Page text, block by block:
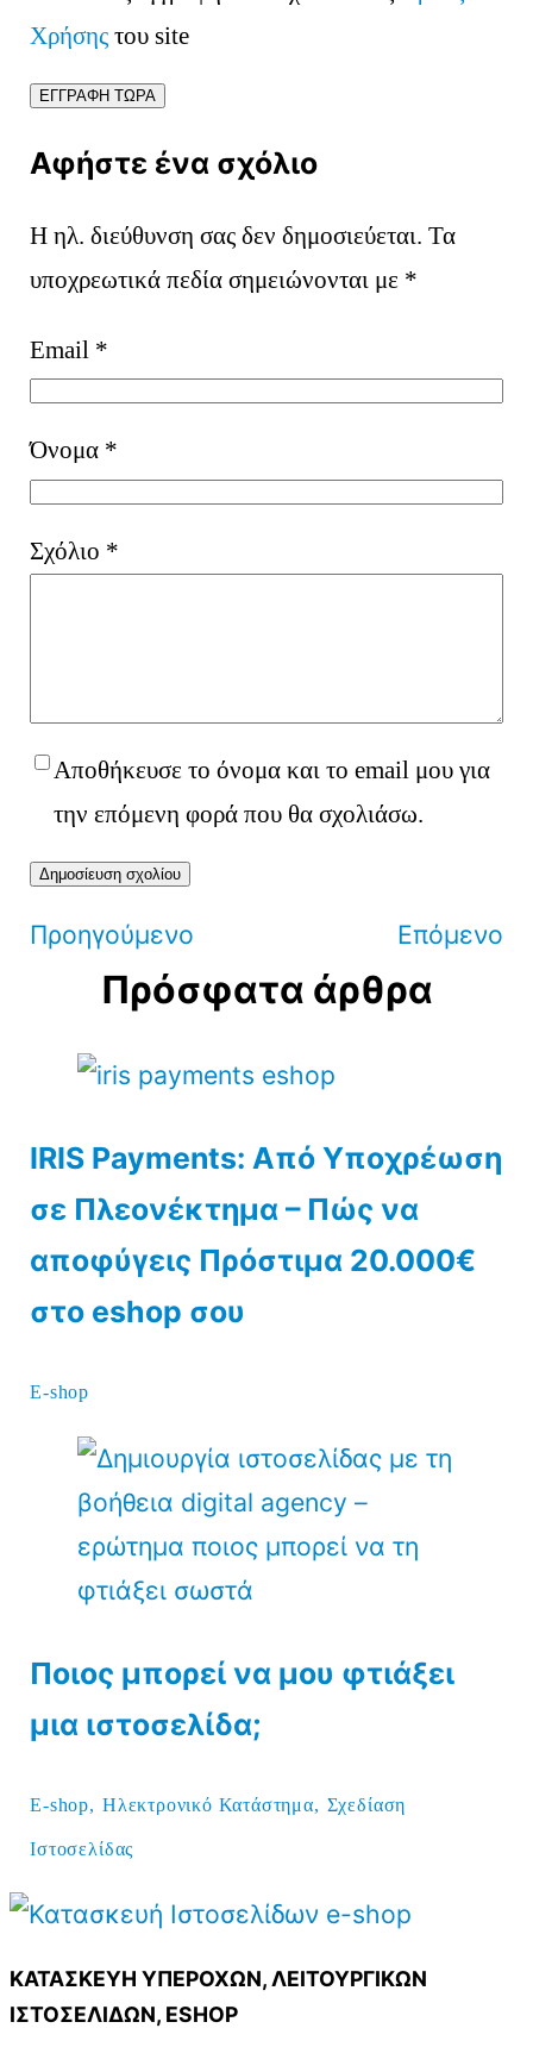
Χρήσηςτου site
Αφήστε ένα σχόλιο
Η ηλ. διεύθυνση σας δεν δημοσιεύεται. Τα
υποχρεωτικά πεδία σημειώνονται με *
Email *
Όνομα *
Σχόλιο *
Αποθήκευσε το όνομα και το email μου για
την επόμενη φορά που θα σχολιάσω.
Προηγούμενο Επόμενο
Πρόσφατα άρθρα
IRIS Payments: Από Υποχρέωση
σε Πλεονέκτημα – Πώς να
αποφύγεις Πρόστιμα 20.000€
στο eshop σου
E-shop
Ποιος μπορεί να μου φτιάξει
μια ιστοσελίδα;
E-shop, Ηλεκτρονικό Κατάστημα, Σχεδίαση
Ιστοσελίδας
ΚΑΤΑΣΚΕΥΗ ΥΠΕΡΟΧΩΝ, ΛΕΙΤΟΥΡΓΙΚΩΝ
ΙΣΤΟΣΕΛΙΔΩΝ, ESHOP